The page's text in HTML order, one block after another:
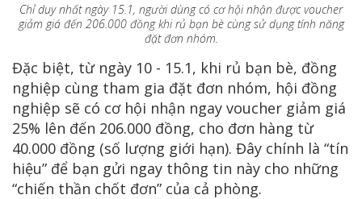
Chỉ duy nhất ngày 15.1, người dùng có cơ hội nhận được voucher
giảm giá đến 206.000 đồng khi rủ bạn bè cùng sử dụng tính năng
đặt đơn nhóm.
Đặc biệt, từ ngày 10 - 15.1, khi rủ bạn bè, đồng
nghiệp cùng tham gia đặt đơn nhóm, hội đồng
nghiệp sẽ có cơ hội nhận ngay voucher giảm giá
25% lên đến 206.000 đồng, cho đơn hàng từ
40.000 đồng (số lượng giới hạn). Đây chính là “tín
hiệu” để bạn gửi ngay thông tin này cho những
“chiến thần chốt đơn” của cả phòng.